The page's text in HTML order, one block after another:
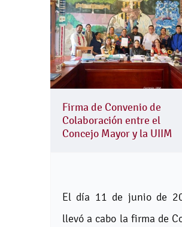
Firma de Convenio de
Colaboración entre el
Concejo Mayor y la UIIM
El día 11 de junio de
llevó a cabo la firma de